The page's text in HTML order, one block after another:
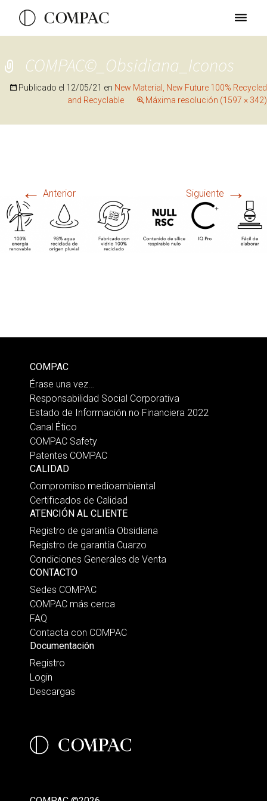
COMPAC©_Obsidiana_Iconos
Publicado el 12/05/21 en New Material, New Future 100% Recycled
and Recyclable
Máxima resolución (1597 × 342)
← Anterior Siguiente →
COMPAC
Érase una vez…
Responsabilidad Social Corporativa
Estado de Información no Financiera 2022
Canal Ético
COMPAC Safety
Patentes COMPAC
CALIDAD
Compromiso medioambiental
Certificados de Calidad
ATENCIÓN AL CLIENTE
Registro de garantía Obsidiana
Registro de garantía Cuarzo
Condiciones Generales de Venta
CONTACTO
Sedes COMPAC
COMPAC más cerca
FAQ
Contacta con COMPAC
Documentación
Registro
Login
Descargas